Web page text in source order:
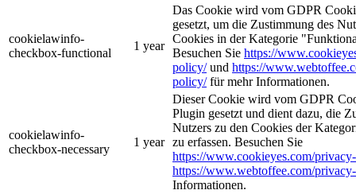
cookielawinfo-
checkbox-functional
1 year
Das Cookie wird vom GDPR
gesetzt, um die Zustimmung des
Cookies in der Kategorie
Besuchen Sie https://
policy/und https://
policy/für mehr Informationen.
cookielawinfo-
checkbox-necessary
1 year
Dieser Cookie wird vom GDPR
Plugin gesetzt und dient dazu, die
Nutzers zu den Cookies der
zu erfassen. Besuchen Sie
https://www.cookieyes.com/
https://www.webtoffee.com/
Informationen.